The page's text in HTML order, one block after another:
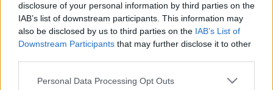
disclosure of your personal information by third parties on the
IAB’s list of downstream participants. This information may
also be disclosed by us to third parties on the IAB’s List of
Downstream Participants that may further disclose it to other
Please note that this website/app uses one or more Google
Personal Data Processing Opt Outs
Ο Μάτζικ Τζόνσον τοποθέτησε τον
ΛεΜπρον Τζέιμςστην πρώτη θέση της
λίστας (την οποία δημοσίευσε στον
λογαριασμό του στο twitter) ενώ στην 2η
θέση έβαλε μαζί τουςΓιάννη Αντετοκούνμπο